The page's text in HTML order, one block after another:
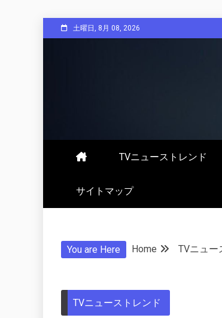
to
土曜日, 8月 08, 2026
TVニューストレンド
サイトマップ
You are Here Home TVニュー
TVニューストレンド